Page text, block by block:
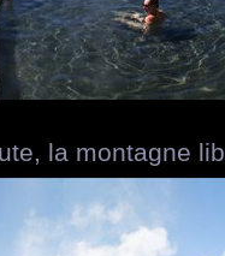
la montagne